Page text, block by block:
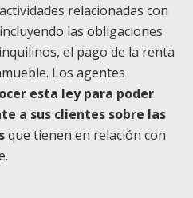
relacionadas con
las obligaciones
el pago de la renta
Los agentes
esta ley para poder
a sus clientes sobre las
que tienen en relación con